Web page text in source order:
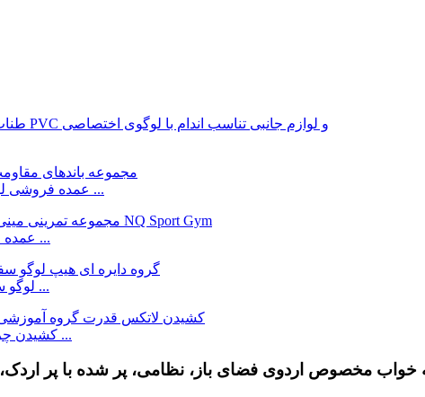
عمده فروشی لوگو سفارشی گروه ورزشی لاتکس باشگاه یوگا برای ...
باند مقاومت کارخانه NQ Sport Gym عمده فروشی لاتکس ...
لوگو سفارشی باند دایره ای هیپ چین، تامین کننده کارخانه ...
چین تامین کننده کارخانه رنگ سفارشی 2080mm کشیدن چراغ ...
مخصوص اردوی فضای باز، نظامی، پر شده با پر اردک، 800 گرم، کیسه خواب مخصوص پیاده روی بزرگسالان